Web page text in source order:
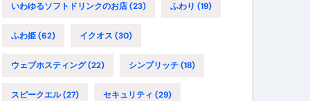
いわゆるソフトドリンクのお店(23) ふわり (19)
ふわ姫(62) イクオス (30)
ウェブホスティング(22) シンプリッチ(18)
スピークエル(27) セキュリティ (29)